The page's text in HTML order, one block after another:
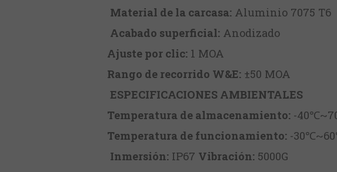
Material de la carcasa: Aluminio 7075 T6
Acabado superficial: Anodizado
Ajuste por clic: 1 MOA
Rango de recorrido W&E: ±50 MOA
ESPECIFICACIONES AMBIENTALES
Temperatura de almacenamiento: -
Temperatura de funcionamiento: -
Inmersión: IP67 Vibración: 5000G